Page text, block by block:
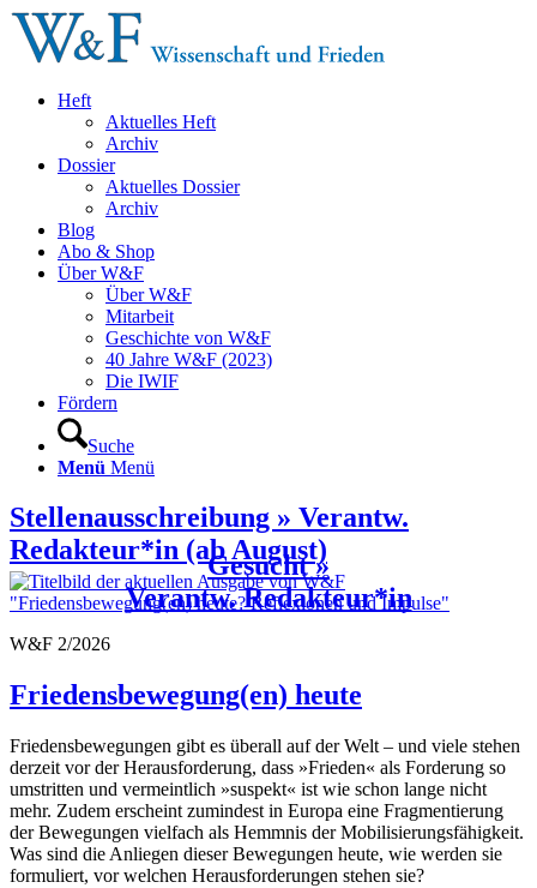
Heft
Aktuelles Heft
Archiv
Dossier
Aktuelles Dossier
Archiv
Blog
Abo & Shop
Über W&F
Über W&F
Mitarbeit
Geschichte von W&F
40 Jahre W&F (2023)
Die IWIF
Fördern
Suche
Menü Menü
Stellenausschreibung » Verantw.
Redakteur*in (ab August)
Gesucht »
Verantw. Redakteur*in
W&F 2/2026
Friedensbewegung(en) heute
Friedensbewegungen gibt es überall auf der Welt – und viele stehen
derzeit vor der Herausforderung, dass »Frieden« als Forderung so
umstritten und vermeintlich »suspekt« ist wie schon lange nicht
mehr. Zudem erscheint zumindest in Europa eine Fragmentierung
der Bewegungen vielfach als Hemmnis der Mobilisierungsfähigkeit.
Was sind die Anliegen dieser Bewegungen heute, wie werden sie
formuliert, vor welchen Herausforderungen stehen sie?